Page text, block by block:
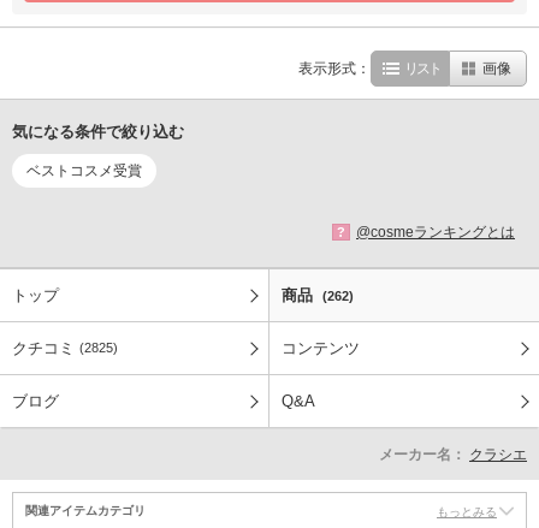
表示形式： リスト 画像
気になる条件で絞り込む
ベストコスメ受賞
? @cosmeランキングとは
トップ 商品 (262)
クチコミ (2825) コンテンツ
ブログ Q&A
メーカー名： クラシエ
関連アイテムカテゴリ もっとみる